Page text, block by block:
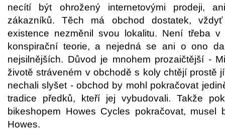
necítí být ohrožený internetovými prodeji,
zákazníků. Těch má obchod dostatek,
existence nezměnil svou lokalitu. Není třeba
konspirační teorie, a nejedná se ani o ono
nejsilnějších. Důvod je mnohem prozaičtější -
životě stráveném v obchodě s koly chtějí prostě
nechali slyšet - obchod by mohl pokračovat
tradice předků, kteří jej vybudovali. Takže
bikeshopem Howes Cycles pokračovat, musel
Howes.